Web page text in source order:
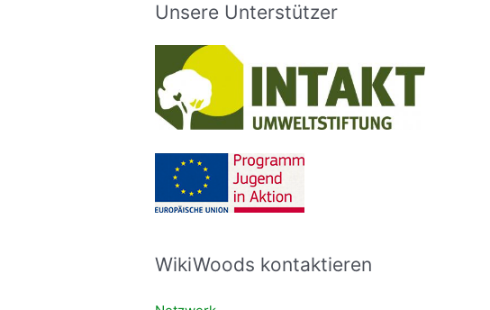
Unsere Unterstützer
WikiWoods kontaktieren